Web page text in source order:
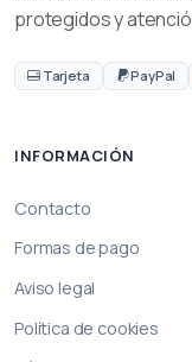
protegidos y
Tarjeta PayPal
INFORMACIÓN
Contacto
Formas de pago
Aviso legal
Política de cookies